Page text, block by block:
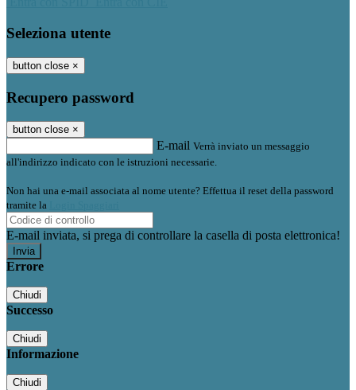
Seleziona utente
button close ×
Recupero password
button close ×
E-mail Verrà inviato un messaggio
all'indirizzo indicato con le istruzioni necessarie.
Non hai una e-mail associata al nome utente? Effettua il reset della password
tramite la
E-mail inviata, si prega di controllare la casella di posta elettronica!
Errore
Chiudi
Successo
Chiudi
Informazione
Chiudi